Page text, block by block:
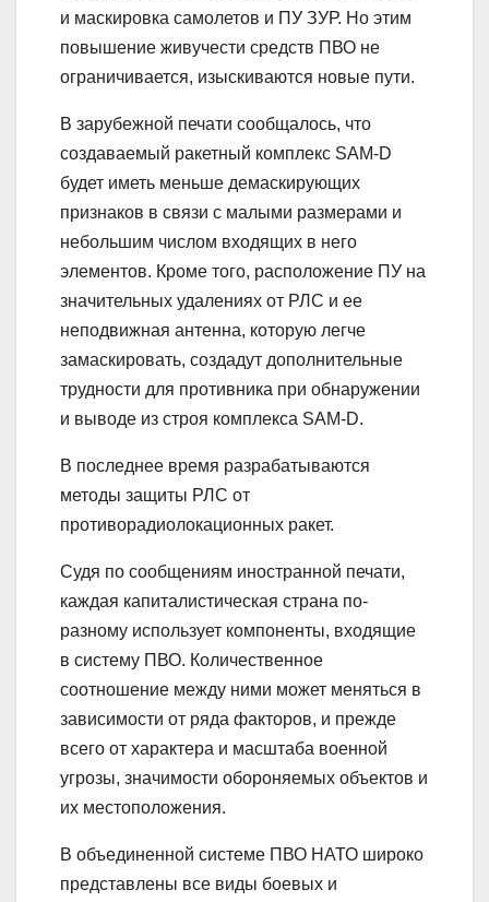
и маскировка самолетов и ПУ ЗУР. Но этим
повышение живучести средств ПВО не
ограничивается, изыскиваются новые пути.
В зарубежной печати сообщалось, что
создаваемый ракетный комплекс SAM-D
будет иметь меньше демаскирующих
признаков в связи с малыми размерами и
небольшим числом входящих в него
элементов. Кроме того, расположение ПУ на
значительных удалениях от РЛС и ее
неподвижная антенна, которую легче
замаскировать, создадут дополнительные
трудности для противника при обнаружении
и выводе из строя комплекса SAM-D.
В последнее время разрабатываются
методы защиты РЛС от
противорадиолокационных ракет.
Судя по сообщениям иностранной печати,
каждая капиталистическая страна по-
разному использует компоненты, входящие
в систему ПВО. Количественное
соотношение между ними может меняться в
зависимости от ряда факторов, и прежде
всего от характера и масштаба военной
угрозы, значимости обороняемых объектов и
их местоположения.
В объединенной системе ПВО НАТО широко
представлены все виды боевых и